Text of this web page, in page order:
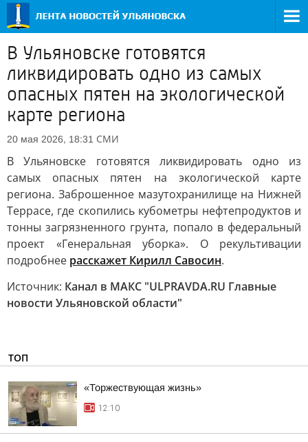
В Ульяновске готовятся
ликвидировать одно из самых
опасных пятен на экологической
карте региона
20 мая 2026, 18:31 СМИ
В Ульяновске готовятся ликвидировать одно из
самых опасных пятен на экологической карте
региона. Заброшенное мазутохранилище на Нижней
Террасе, где скопились кубометры нефтепродуктов и
тонны загрязненного грунта, попало в федеральный
проект «Генеральная уборка». О рекультивации
подробнее расскажет Кирилл Савосин.
Источник: Канал в МАКС "ULPRAVDA.RU Главные
новости Ульяновской области"
ТОП
«Торжествующая жизнь»
12:10